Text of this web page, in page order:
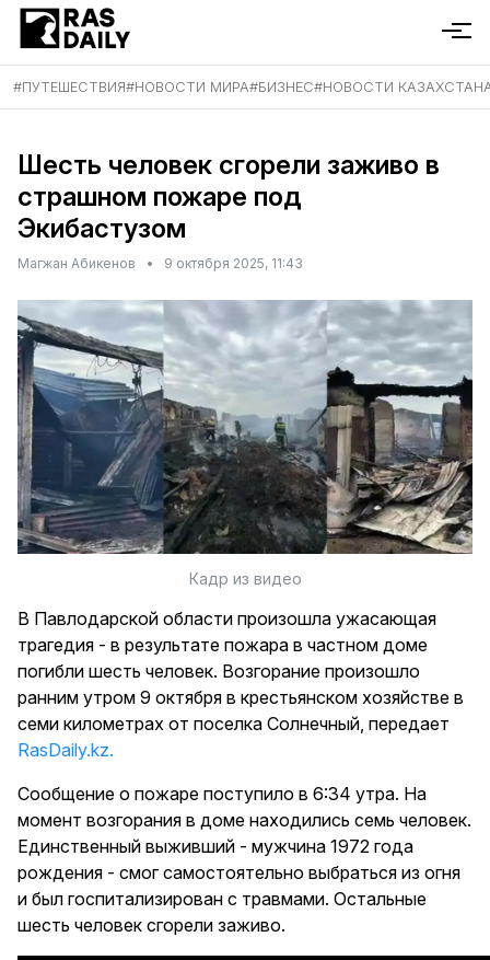
#ПУТЕШЕСТВИЯ#НОВОСТИ МИРА#БИЗНЕС#НОВОСТИ
Шесть человек сгорели заживо в
страшном пожаре под
Экибастузом
Магжан Абикенов • 9 октября 2025, 11:43
Кадр из видео
В Павлодарской области произошла ужасающая
трагедия - в результате пожара в частном доме
погибли шесть человек. Возгорание произошло
ранним утром 9 октября в крестьянском хозяйстве в
семи километрах от поселка Солнечный, передает
RasDaily.kz.
Сообщение о пожаре поступило в 6:34 утра. На
момент возгорания в доме находились семь человек.
Единственный выживший - мужчина 1972 года
рождения - смог самостоятельно выбраться из огня
и был госпитализирован с травмами. Остальные
шесть человек сгорели заживо.